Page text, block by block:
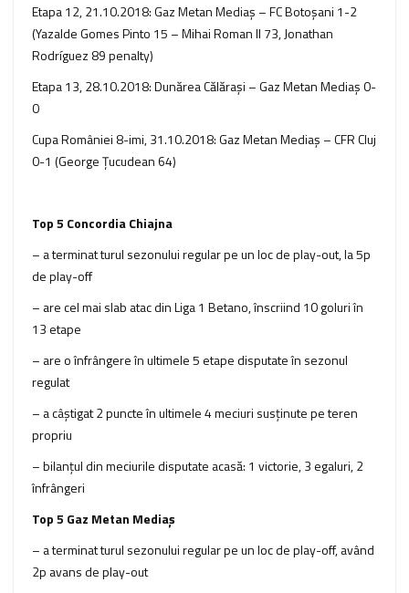
Etapa 12, 21.10.2018: Gaz Metan Mediaș – FC Botoșani 1-2
(Yazalde Gomes Pinto 15 – Mihai Roman II 73, Jonathan
Rodríguez 89 penalty)
Etapa 13, 28.10.2018: Dunărea Călărași – Gaz Metan Mediaș 0-
0
Cupa României 8-imi, 31.10.2018: Gaz Metan Mediaş – CFR Cluj
0-1 (George Ţucudean 64)
Top 5 Concordia Chiajna
– a terminat turul sezonului regular pe un loc de play-out, la 5p
de play-off
– are cel mai slab atac din Liga 1 Betano, înscriind 10 goluri în
13 etape
– are o înfrângere în ultimele 5 etape disputate în sezonul
regulat
– a câştigat 2 puncte în ultimele 4 meciuri susţinute pe teren
propriu
– bilanţul din meciurile disputate acasă: 1 victorie, 3 egaluri, 2
înfrângeri
Top 5 Gaz Metan Mediaş
– a terminat turul sezonului regular pe un loc de play-off, având
2p avans de play-out